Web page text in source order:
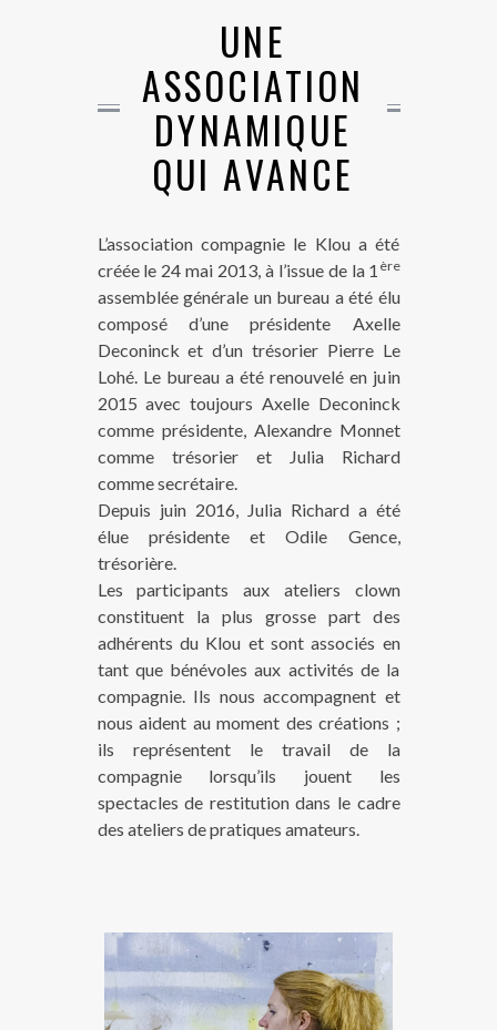
UNE
ASSOCIATION
DYNAMIQUE
QUI AVANCE
L’association compagnie le Klou a été
créée le 24 mai 2013, à l’issue de la 1 ère
assemblée générale un bureau a été élu
composé d’une présidente Axelle
Deconinck et d’un trésorier Pierre Le
Lohé. Le bureau a été renouvelé en juin
2015 avec toujours Axelle Deconinck
comme présidente, Alexandre Monnet
comme trésorier et Julia Richard
comme secrétaire.
Depuis juin 2016, Julia Richard a été
élue présidente et Odile Gence,
trésorière.
Les participants aux ateliers clown
constituent la plus grosse part des
adhérents du Klou et sont associés en
tant que bénévoles aux activités de la
compagnie. Ils nous accompagnent et
nous aident au moment des créations ;
ils représentent le travail de la
compagnie lorsqu’ils jouent les
spectacles de restitution dans le cadre
des ateliers de pratiques amateurs.